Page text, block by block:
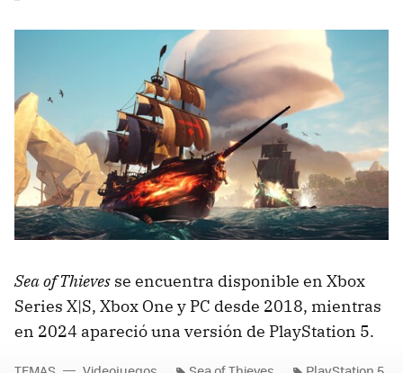
Sea of Thieves se encuentra disponible en Xbox
Series X|S, Xbox One y PC desde 2018, mientras
en 2024 apareció una versión de PlayStation 5.